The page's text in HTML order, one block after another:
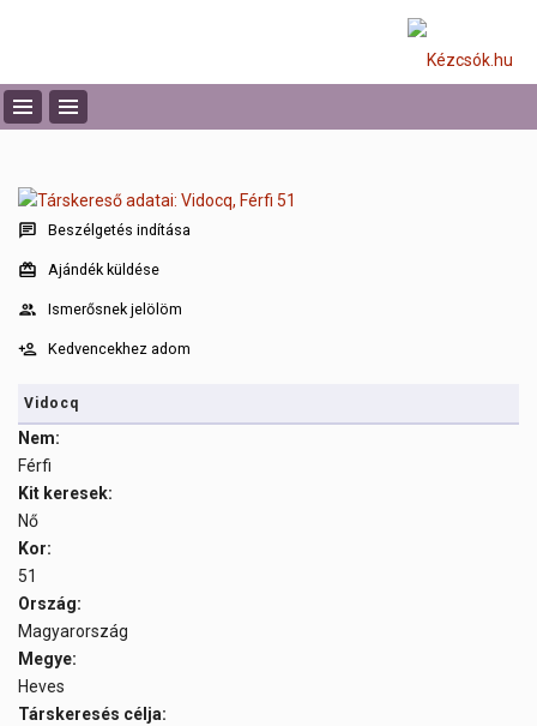
Beszélgetés indítása
Ajándék küldése
Ismerősnek jelölöm
Kedvencekhez adom
Vidocq
Nem:
Férfi
Kit keresek:
Nő
Kor:
51
Ország:
Magyarország
Megye:
Heves
Társkeresés célja: